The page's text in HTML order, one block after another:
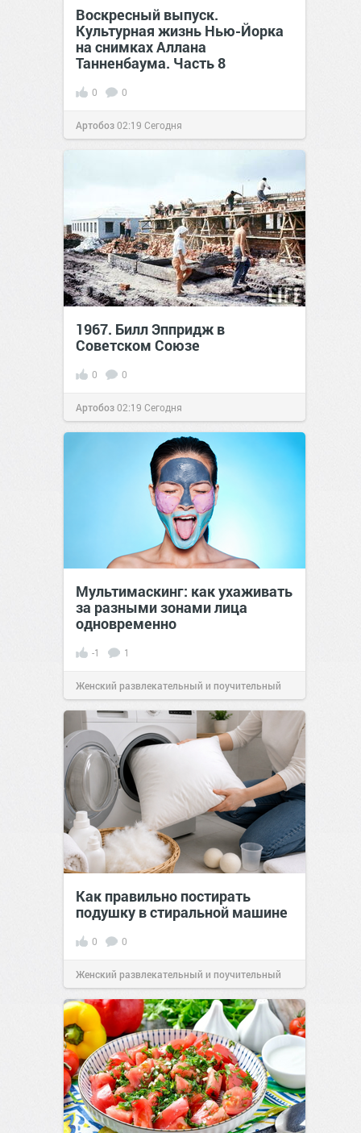
Воскресный выпуск.
Культурная жизнь Нью-Йорка
на снимках Аллана
Танненбаума. Часть 8
0 0
Артобоз02:19 Сегодня
1967. Билл Эппридж в
Советском Союзе
0 0
Артобоз02:19 Сегодня
Мультимаскинг: как ухаживать
за разными зонами лица
одновременно
-1 1
Женский развлекательный и поучительный
сайт.21:46 Вчера
Как правильно постирать
подушку в стиральной машине
0 0
Женский развлекательный и поучительный
сайт.21:46Вчера